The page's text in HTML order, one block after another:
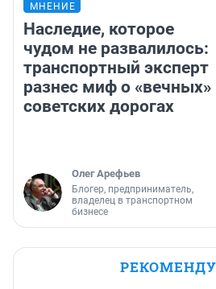
МНЕНИЕ
Наследие, которое
чудом не развалилось:
транспортный эксперт
разнес миф о «вечных»
советских дорогах
Олег Арефьев
Блогер, предприниматель,
владелец в транспортном
бизнесе